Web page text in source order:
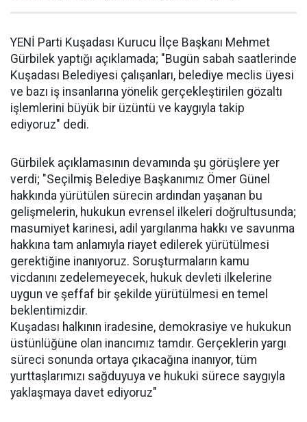
YENİ Parti Kuşadası Kurucu İlçe Başkanı Mehmet
Gürbilek yaptığı açıklamada; "Bugün sabah saatlerinde
Kuşadası Belediyesi çalışanları, belediye meclis üyesi
ve bazı iş insanlarına yönelik gerçekleştirilen gözaltı
işlemlerini büyük bir üzüntü ve kaygıyla takip
ediyoruz" dedi.
Gürbilek açıklamasının devamında şu görüşlere yer
verdi; "Seçilmiş Belediye Başkanımız Ömer Günel
hakkında yürütülen sürecin ardından yaşanan bu
gelişmelerin, hukukun evrensel ilkeleri doğrultusunda;
masumiyet karinesi, adil yargılanma hakkı ve savunma
hakkına tam anlamıyla riayet edilerek yürütülmesi
gerektiğine inanıyoruz. Soruşturmaların kamu
vicdanını zedelemeyecek, hukuk devleti ilkelerine
uygun ve şeffaf bir şekilde yürütülmesi en temel
beklentimizdir.
Kuşadası halkının iradesine, demokrasiye ve hukukun
üstünlüğüne olan inancımız tamdır. Gerçeklerin yargı
süreci sonunda ortaya çıkacağına inanıyor, tüm
yurttaşlarımızı sağduyuya ve hukuki sürece saygıyla
yaklaşmaya davet ediyoruz"